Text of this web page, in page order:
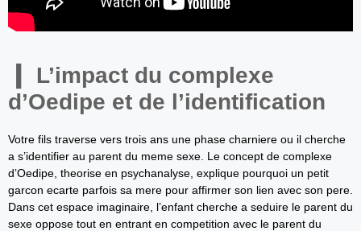
L’impact du complexe
d’Oedipe et de l’identification
Votre fils traverse vers trois ans une phase charniere ou il cherche
a s’identifier au parent du meme sexe. Le concept de complexe
d’Oedipe, theorise en psychanalyse, explique pourquoi un petit
garcon ecarte parfois sa mere pour affirmer son lien avec son pere.
Dans cet espace imaginaire, l’enfant cherche a seduire le parent du
sexe oppose tout en entrant en competition avec le parent du